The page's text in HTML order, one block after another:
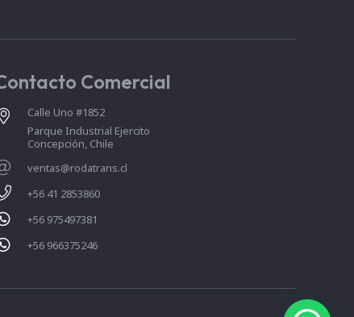
Comercial
Calle Uno #1852
Parque Industrial Ejercito
Concepción, Chile
ventas@rodatrans.cl
+56 41 2853860
+56 975497381
+56 966375246